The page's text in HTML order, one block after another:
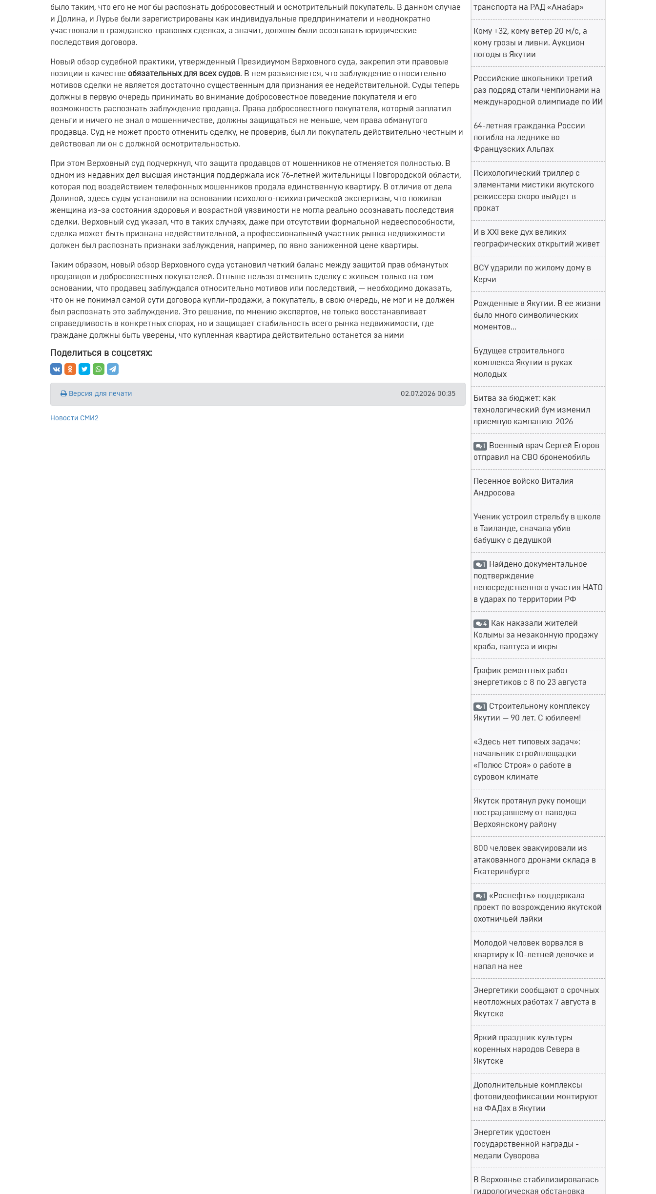
было таким, что его не мог бы распознать добросовестный и осмотрительный покупатель. В данном случае
и Долина, и Лурье были зарегистрированы как индивидуальные предприниматели и неоднократно
участвовали в гражданско-правовых сделках, а значит, должны были осознавать юридические
последствия договора.
Новый обзор судебной практики, утвержденный Президиумом Верховного суда, закрепил эти правовые
позиции в качестве обязательных для всех судов. В нем разъясняется, что заблуждение относительно
мотивов сделки не является достаточно существенным для признания ее недействительной. Суды теперь
должны в первую очередь принимать во внимание добросовестное поведение покупателя и его
возможность распознать заблуждение продавца. Права добросовестного покупателя, который заплатил
деньги и ничего не знал о мошенничестве, должны защищаться не меньше, чем права обманутого
продавца. Суд не может просто отменить сделку, не проверив, был ли покупатель действительно честным и
действовал ли он с должной осмотрительностью.
При этом Верховный суд подчеркнул, что защита продавцов от мошенников не отменяется полностью. В
одном из недавних дел высшая инстанция поддержала иск 76-летней жительницы Новгородской области,
которая под воздействием телефонных мошенников продала единственную квартиру. В отличие от дела
Долиной, здесь суды установили на основании психолого-психиатрической экспертизы, что пожилая
женщина из-за состояния здоровья и возрастной уязвимости не могла реально осознавать последствия
сделки. Верховный суд указал, что в таких случаях, даже при отсутствии формальной недееспособности,
сделка может быть признана недействительной, а профессиональный участник рынка недвижимости
должен был распознать признаки заблуждения, например, по явно заниженной цене квартиры.
Таким образом, новый обзор Верховного суда установил четкий баланс между защитой прав обманутых
продавцов и добросовестных покупателей. Отныне нельзя отменить сделку с жильем только на том
основании, что продавец заблуждался относительно мотивов или последствий, — необходимо доказать,
что он не понимал самой сути договора купли-продажи, а покупатель, в свою очередь, не мог и не должен
был распознать это заблуждение. Это решение, по мнению экспертов, не только восстанавливает
справедливость в конкретных спорах, но и защищает стабильность всего рынка недвижимости, где
граждане должны быть уверены, что купленная квартира действительно останется за ними
Поделиться в соцсетях:
Версия для печати 02.07.2026 00:35
Новости СМИ2
транспорта на РАД «Анабар»
Кому +32, кому ветер 20 м/с, а
кому грозы и ливни. Аукцион
погоды в Якутии
Российские школьники третий
раз подряд стали чемпионами на
международной олимпиаде по ИИ
64-летняя гражданка России
погибла на леднике во
Французских Альпах
Психологический триллер с
элементами мистики якутского
режиссера скоро выйдет в
прокат
И в XXI веке дух великих
географических открытий живет
ВСУ ударили по жилому дому в
Керчи
Рожденные в Якутии. В ее жизни
было много символических
моментов...
Будущее строительного
комплекса Якутии в руках
молодых
Битва за бюджет: как
технологический бум изменил
приемную кампанию-2026
1 Военный врач Сергей Егоров
отправил на СВО бронемобиль
Песенное войско Виталия
Андросова
Ученик устроил стрельбу в школе
в Таиланде, сначала убив
бабушку с дедушкой
1 Найдено документальное
подтверждение
непосредственного участия НАТО
в ударах по территории РФ
4 Как наказали жителей
Колымы за незаконную продажу
краба, палтуса и икры
График ремонтных работ
энергетиков с 8 по 23 августа
1 Строительному комплексу
Якутии — 90 лет. С юбилеем!
«Здесь нет типовых задач»:
начальник стройплощадки
«Полюс Строя» о работе в
суровом климате
Якутск протянул руку помощи
пострадавшему от паводка
Верхоянскому району
800 человек эвакуировали из
атакованного дронами склада в
Екатеринбурге
1 «Роснефть» поддержала
проект по возрождению якутской
охотничьей лайки
Молодой человек ворвался в
квартиру к 10-летней девочке и
напал на нее
Энергетики сообщают о срочных
неотложных работах 7 августа в
Якутске
Яркий праздник культуры
коренных народов Севера в
Якутске
Дополнительные комплексы
фотовидеофиксации монтируют
на ФАДах в Якутии
Энергетик удостоен
государственной награды -
медали Суворова
В Верхоянье стабилизировалась
гидрологическая обстановка